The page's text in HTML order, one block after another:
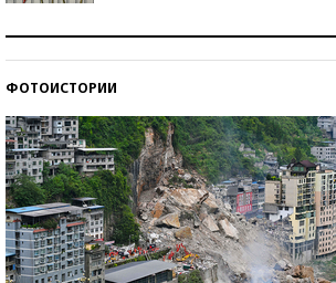
ФОТОИСТОРИИ